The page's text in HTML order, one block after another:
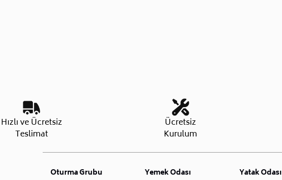
Hızlı ve Ücretsiz
Teslimat
Ücretsiz
Kurulum
Oturma Grubu
Yemek Odası
Yatak Odası